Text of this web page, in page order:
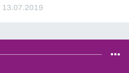
13.07.2019